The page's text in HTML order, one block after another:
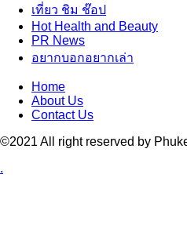
เที่ยว ชิม ช๊อป
HotHealth and Beauty
PR News
อยากบอกอยากเล่า
Home
About Us
Contact Us
©2021 All right reserved by
.